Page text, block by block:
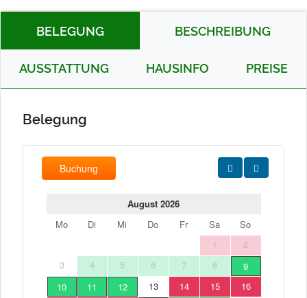
BELEGUNG BESCHREIBUNG
AUSSTATTUNG HAUSINFO PREISE
Belegung